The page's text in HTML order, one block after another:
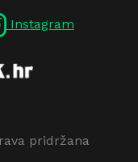
Instagram
pridržana